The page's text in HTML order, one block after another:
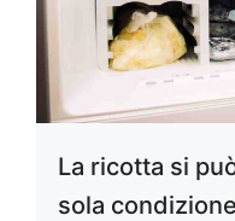
La ricotta si
sola